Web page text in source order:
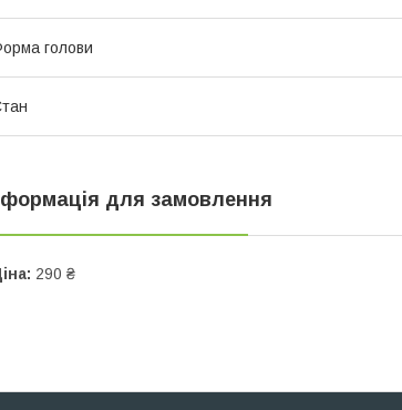
голови
для замовлення
290 ₴